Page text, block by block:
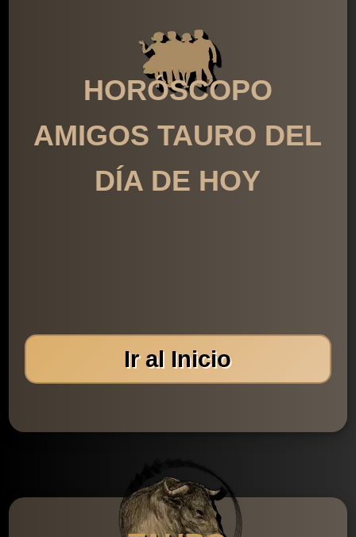
HORÓSCOPO
AMIGOS TAURO DEL
DÍA DE HOY
Ir al Inicio